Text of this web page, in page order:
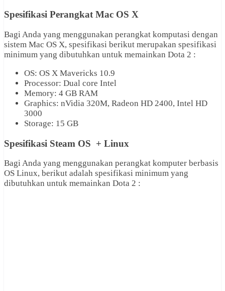
Spesifikasi Perangkat Mac OS X
Bagi Anda yang menggunakan perangkat komputasi dengan
sistem Mac OS X, spesifikasi berikut merupakan spesifikasi
minimum yang dibutuhkan untuk memainkan Dota 2 :
OS: OS X Mavericks 10.9
Processor: Dual core Intel
Memory: 4 GB RAM
Graphics: nVidia 320M, Radeon HD 2400, Intel HD
3000
Storage: 15 GB
Spesifikasi Steam OS + Linux
Bagi Anda yang menggunakan perangkat komputer berbasis
OS Linux, berikut adalah spesifikasi minimum yang
dibutuhkan untuk memainkan Dota 2 :